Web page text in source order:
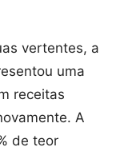
vertentes, a
uma
receitas
A
de teor